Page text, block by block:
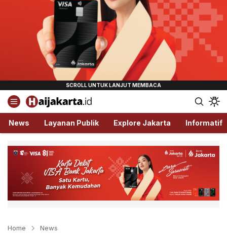
Haijakarta.id
Semua Tentang Jakarta Ada Disini!
News Layanan Publik Explore Jakarta Informatif
Home News